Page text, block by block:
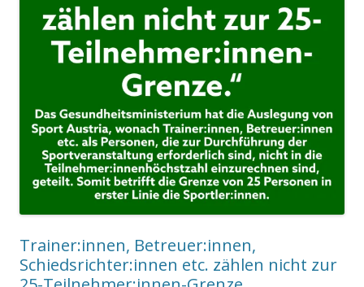
Trainer:innen, Betreuer:innen,
Schiedsrichter:innen etc. zählen nicht zur